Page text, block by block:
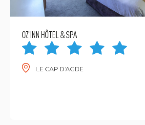
OZ'INN HÔTEL & SPA
LE CAP D'AGDE